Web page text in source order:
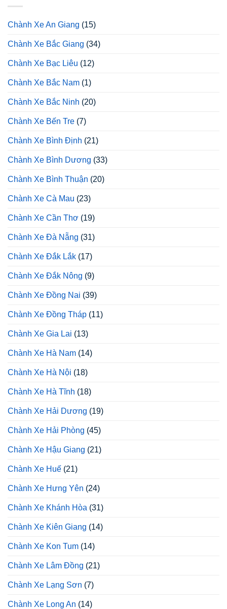
Chành Xe An Giang (15)
Chành Xe Bắc Giang (34)
Chành Xe Bạc Liêu (12)
Chành Xe Bắc Nam (1)
Chành Xe Bắc Ninh (20)
Chành Xe Bến Tre (7)
Chành Xe Bình Định (21)
Chành Xe Bình Dương (33)
Chành Xe Bình Thuận (20)
Chành Xe Cà Mau (23)
Chành Xe Cần Thơ (19)
Chành Xe Đà Nẵng (31)
Chành Xe Đắk Lắk (17)
Chành Xe Đắk Nông (9)
Chành Xe Đồng Nai (39)
Chành Xe Đồng Tháp (11)
Chành Xe Gia Lai (13)
Chành Xe Hà Nam (14)
Chành Xe Hà Nội (18)
Chành Xe Hà Tĩnh (18)
Chành Xe Hải Dương (19)
Chành Xe Hải Phòng (45)
Chành Xe Hậu Giang (21)
Chành Xe Huế (21)
Chành Xe Hưng Yên (24)
Chành Xe Khánh Hòa (31)
Chành Xe Kiên Giang (14)
Chành Xe Kon Tum (14)
Chành Xe Lâm Đồng (21)
Chành Xe Lạng Sơn (7)
Chành Xe Long An (14)